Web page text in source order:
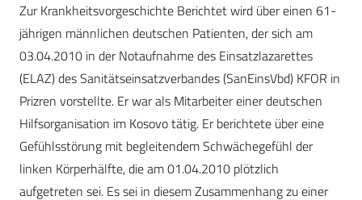
Zur Krankheitsvorgeschichte Berichtet wird über einen 61-
jährigen männlichen deutschen Patienten, der sich am
03.04.2010 in der Notaufnahme des Einsatzlazarettes
(ELAZ) des Sanitätseinsatzverbandes (SanEinsVbd) KFOR in
Prizren vorstellte. Er war als Mitarbeiter einer deutschen
Hilfsorganisation im Kosovo tätig. Er berichtete über eine
Gefühlsstörung mit begleitendem Schwächegefühl der
linken Körperhälfte, die am 01.04.2010 plötzlich
aufgetreten sei. Es sei in diesem Zusammenhang zu einer